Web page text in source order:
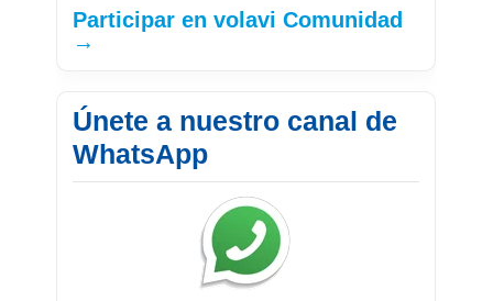
Participar en volavi Comunidad
→
Únete a nuestro canal de
WhatsApp